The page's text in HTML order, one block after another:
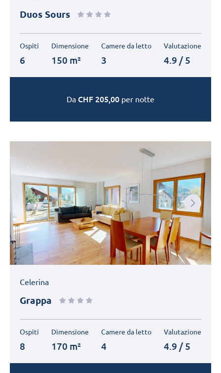
Duos Sours
Ospiti
6
Dimensione
150 m²
Camere da letto
3
Valutazione
4.9 / 5
Da CHF 205,00 per notte
Next
Celerina
Grappa
Ospiti
8
Dimensione
170 m²
Camere da letto
4
Valutazione
4.9 / 5